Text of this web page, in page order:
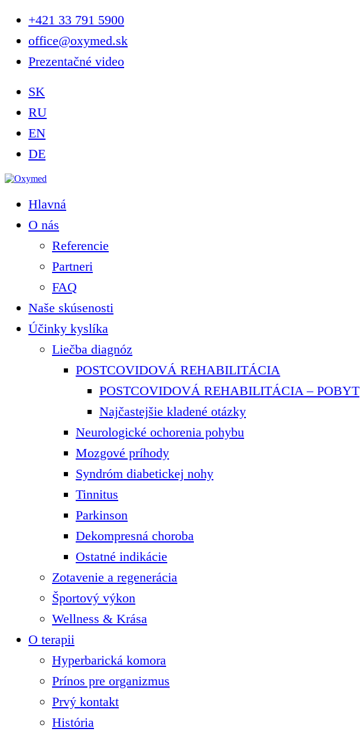
+421 33 791 5900
office@oxymed.sk
Prezentačné video
SK
RU
EN
DE
Hlavná
O nás
Referencie
Partneri
FAQ
Naše skúsenosti
Účinky kyslíka
Liečba diagnóz
POSTCOVIDOVÁ REHABILITÁCIA
POSTCOVIDOVÁ REHABILITÁCIA – POBYT
Najčastejšie kladené otázky
Neurologické ochorenia pohybu
Mozgové príhody
Syndróm diabetickej nohy
Tinnitus
Parkinson
Dekompresná choroba
Ostatné indikácie
Zotavenie a regenerácia
Športový výkon
Wellness & Krása
O terapii
Hyperbarická komora
Prínos pre organizmus
Prvý kontakt
História